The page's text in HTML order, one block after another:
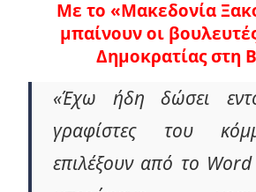
Με το «Μακεδονία
μπαίνουν οι
Δημοκρατίας στη
«Έχω ήδη δώσει
γραφίστες του
επιλέξουν από το Word